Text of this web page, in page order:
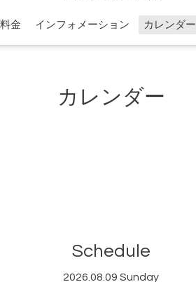
金 インフォメーション カレンダー
カレンダー
Schedule
2026.08.09 Sunday